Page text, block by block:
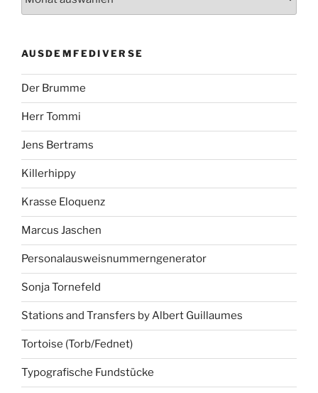
AUSDEMFEDIVERSE
Der Brumme
Herr Tommi
Jens Bertrams
Killerhippy
Krasse Eloquenz
Marcus Jaschen
Personalausweisnummerngenerator
Sonja Tornefeld
Stations and Transfers by Albert Guillaumes
Tortoise (Torb/Fednet)
Typografische Fundstücke